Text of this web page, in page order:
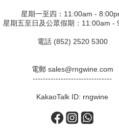
星期一至四：11:00am -
星期五至日及公眾假期：11:00am -
電話 (852) 2520 5300
電郵 sales@rngwine.com
-------------------------------
KakaoTalk ID: rngwine